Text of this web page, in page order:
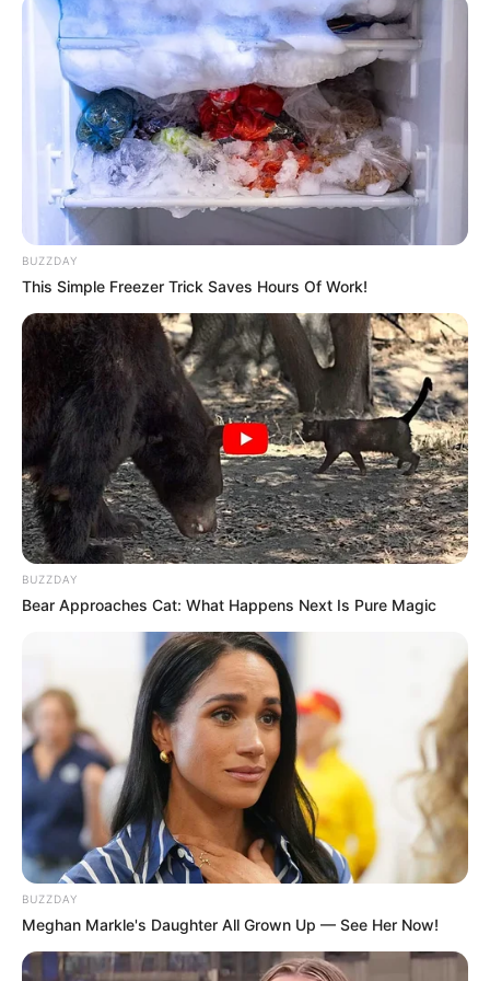
155
19:59 / 05 Avqust 2026 ŞOU-BİZNES
"Paltarımı nə hədiyyə edirəm, nə də satıram"
— Aygün Kazımova ilə müsahibə
0 0
19:46 / 05 Avqust 2026 SİYASƏT
İran Xəzərin hüquqi statusunu niyə indi
təsdiqləyir? –Politoloqdan ŞƏRH
99 0 0
BUZZDAY
This Simple Freezer Trick Saves Hours Of Work!
BUZZDAY
Bear Approaches Cat: What Happens Next Is Pure Magic
BUZZDAY
Meghan Markle's Daughter All Grown Up — See Her Now!